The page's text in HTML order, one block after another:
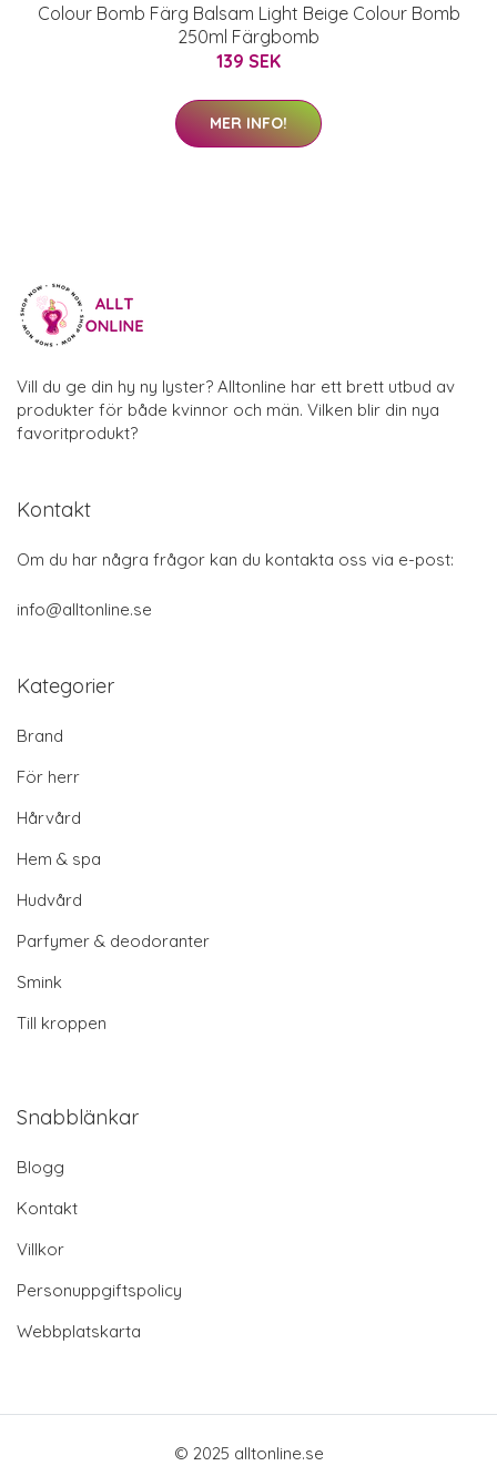
Colour Bomb Färg Balsam Light Beige Colour Bomb
250ml Färgbomb
139 SEK
MER INFO!
Vill du ge din hy ny lyster? Alltonline har ett brett utbud av
produkter för både kvinnor och män. Vilken blir din nya
favoritprodukt?
Kontakt
Om du har några frågor kan du kontakta oss via e-post:
info@alltonline.se
Kategorier
Brand
För herr
Hårvård
Hem & spa
Hudvård
Parfymer & deodoranter
Smink
Till kroppen
Snabblänkar
Blogg
Kontakt
Villkor
Personuppgiftspolicy
Webbplatskarta
© 2025 alltonline.se